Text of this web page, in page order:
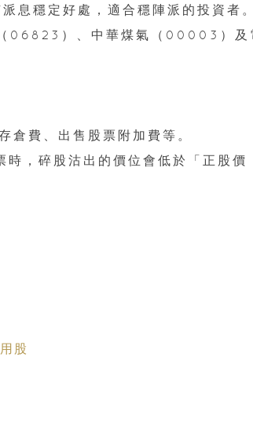
息穩定好處，適合穩陣派的投資者。
06823）、中華煤氣（00003）及
倉費、出售股票附加費等。
時，碎股沽出的價位會低於「正股價
股